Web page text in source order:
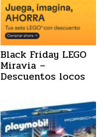
Black Friday LEGO
Miravia –
Descuentos locos